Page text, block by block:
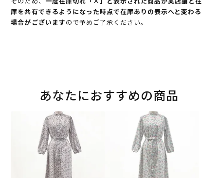
庫を共有できるようになった時点で在庫ありの表示へと変わる
場合がございますので予めご了承ください。
あなたにおすすめの商品